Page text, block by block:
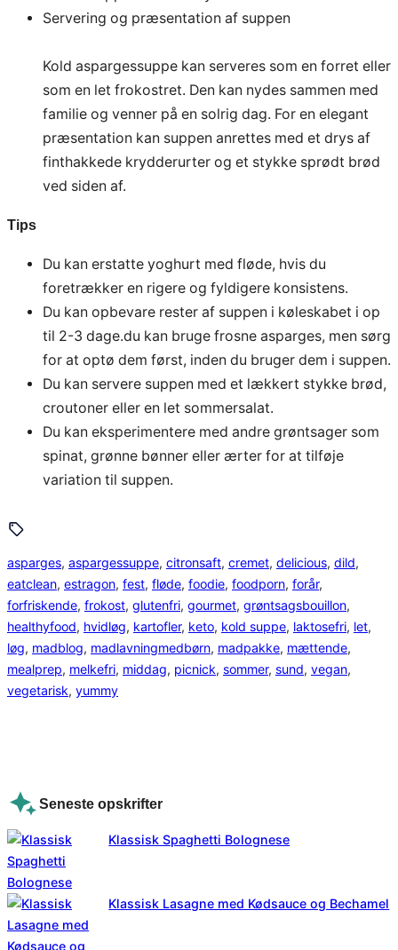
Servering og præsentation af suppen
Kold aspargessuppe kan serveres som en forret eller
som en let frokostret. Den kan nydes sammen med
familie og venner på en solrig dag. For en elegant
præsentation kan suppen anrettes med et drys af
finthakkede krydderurter og et stykke sprødt brød
ved siden af.
Tips
Du kan erstatte yoghurt med fløde, hvis du
foretrækker en rigere og fyldigere konsistens.
Du kan opbevare rester af suppen i køleskabet i op
til 2-3 dage.du kan bruge frosne asparges, men sørg
for at optø dem først, inden du bruger dem i suppen.
Du kan servere suppen med et lækkert stykke brød,
croutoner eller en let sommersalat.
Du kan eksperimentere med andre grøntsager som
spinat, grønne bønner eller ærter for at tilføje
variation til suppen.
asparges, aspargessuppe, citronsaft, cremet, delicious, dild
eatclean, estragon, fest, fløde, foodie, foodporn, forår
forfriskende, frokost, glutenfri, gourmet, grøntsagsbouillon
healthyfood, hvidløg, kartofler, keto, kold suppe, laktosefri, let
løg, madblog, madlavningmedbørn, madpakke, mættende
mealprep, melkefri, middag, picnick, sommer, sund, vegan
vegetarisk, yummy
Seneste opskrifter
Klassisk Spaghetti Bolognese
Klassisk Lasagne med Kødsauce og Bechamel